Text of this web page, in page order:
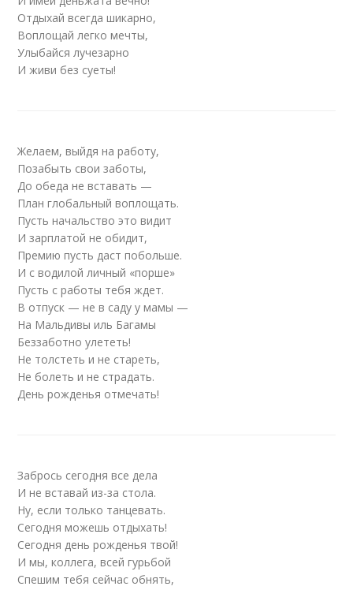
Отдыхай всегда шикарно,
Воплощай легко мечты,
Улыбайся лучезарно
И живи без суеты!
Желаем, выйдя на работу,
Позабыть свои заботы,
До обеда не вставать —
План глобальный воплощать.
Пусть начальство это видит
И зарплатой не обидит,
Премию пусть даст побольше.
И с водилой личный «порше»
Пусть с работы тебя ждет.
В отпуск — не в саду у мамы —
На Мальдивы иль Багамы
Беззаботно улететь!
Не толстеть и не стареть,
Не болеть и не страдать.
День рожденья отмечать!
Забрось сегодня все дела
И не вставай из-за стола.
Ну, если только танцевать.
Сегодня можешь отдыхать!
Сегодня день рожденья твой!
И мы, коллега, всей гурьбой
Спешим тебя сейчас обнять,